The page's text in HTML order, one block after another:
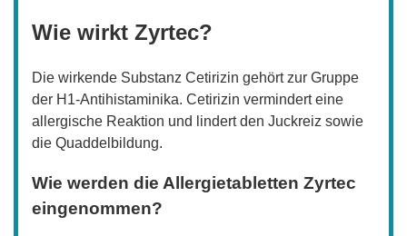
Wie wirkt Zyrtec?
Die wirkende Substanz Cetirizin gehört zur Gruppe
der H1-Antihistaminika. Cetirizin vermindert eine
allergische Reaktion und lindert den Juckreiz sowie
die Quaddelbildung.
Wie werden die Allergietabletten Zyrtec
eingenommen?